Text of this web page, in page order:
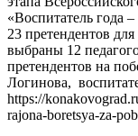
«Воспитатель года
23 претендентов
выбраны 12
претендентов на
Логинова,
https://
rajona-boretsya-za-